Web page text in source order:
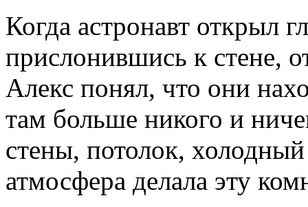
Когда астронавт открыл
прислонившись к стене,
Алекс понял, что они
там больше никого и
стены, потолок,
атмосфера делала эту